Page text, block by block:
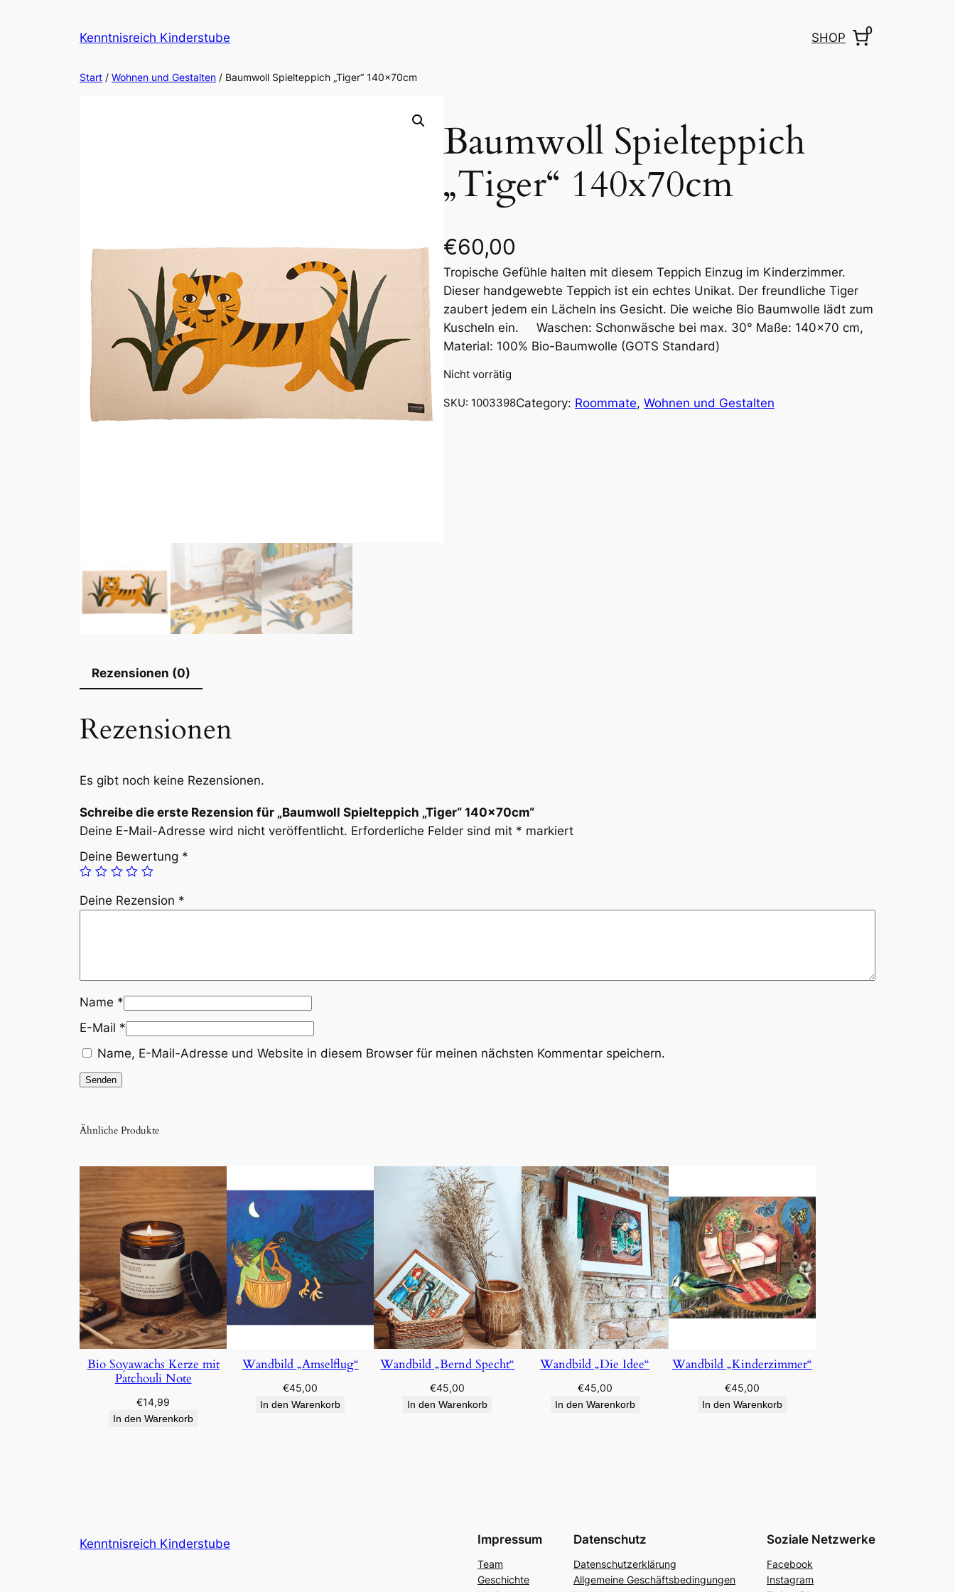
Kenntnisreich Kinderstube SHOP
0
Start / Wohnen und Gestalten / Baumwoll Spielteppich „Tiger“ 140x70cm
Baumwoll Spielteppich
„Tiger“ 140x70cm
€60,00
Tropische Gefühle halten mit diesem Teppich Einzug im Kinderzimmer.
Dieser handgewebte Teppich ist ein echtes Unikat. Der freundliche Tiger
zaubert jedem ein Lächeln ins Gesicht. Die weiche Bio Baumwolle lädt zum
Kuscheln ein. Waschen: Schonwäsche bei max. 30° Maße: 140×70 cm,
Material: 100% Bio-Baumwolle (GOTS Standard)
Nicht vorrätig
SKU: 1003398Category: Roommate, Wohnen und Gestalten
Rezensionen (0)
Rezensionen
Es gibt noch keine Rezensionen.
Schreibe die erste Rezension für „Baumwoll Spielteppich „Tiger“ 140x70cm“
Deine E-Mail-Adresse wird nicht veröffentlicht. Erforderliche Felder sind mit * markiert
Deine Bewertung *
Deine Rezension *
Name *
E-Mail *
Name, E-Mail-Adresse und Website in diesem Browser für meinen nächsten Kommentar speichern.
Ähnliche Produkte
Bio Soyawachs Kerze mit
Patchouli Note
€14,99
In den Warenkorb
Wandbild „Amselflug“
€45,00
In den Warenkorb
Wandbild „Bernd Specht“
€45,00
In den Warenkorb
Wandbild „Die Idee“
€45,00
In den Warenkorb
Wandbild „Kinderzimmer“
€45,00
In den Warenkorb
Kenntnisreich Kinderstube Impressum
Team
Geschichte
Datenschutz
Datenschutzerklärung
Allgemeine Geschäftsbedingungen
Soziale Netzwerke
Facebook
Instagram